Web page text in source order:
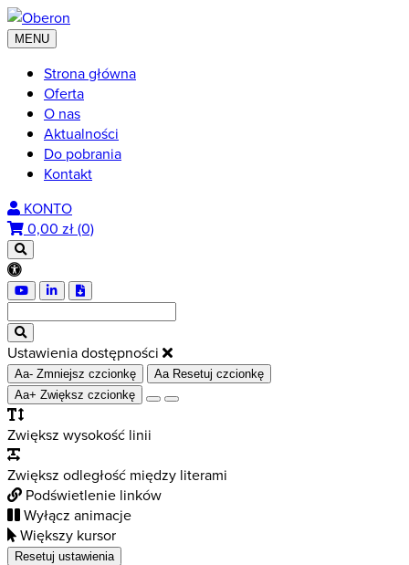
MENU
Strona główna
Oferta
O nas
Aktualności
Do pobrania
Kontakt
KONTO
0,00 zł (0)
Ustawienia dostępności
Aa- Zmniejsz czcionkę Aa Resetuj czcionkę
Aa+ Zwiększ czcionkę
Zwiększ wysokość linii
Zwiększ odległość między literami
Podświetlenie linków
Wyłącz animacje
Większy kursor
Resetuj ustawienia